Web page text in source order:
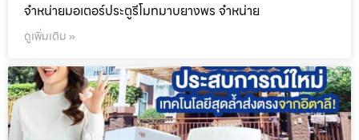
จำหน่ายมอเตอร์ประตูรีโมทมาบยางพร จำหน่าย
ดูเพิ่มเติม »